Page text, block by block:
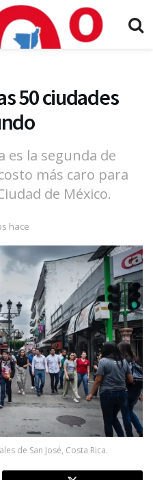
50 ciudades
es la segunda de
más caro para
de México.
hace
de San José, Costa Rica.